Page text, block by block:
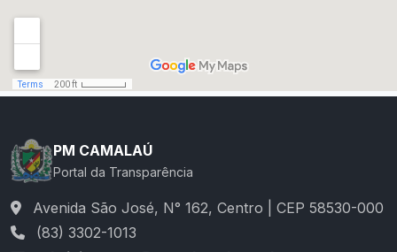
PM CAMALAÚ
Portal da Transparência
Avenida São José, N° 162, Centro | CEP 58530-000
(83) 3302-1013